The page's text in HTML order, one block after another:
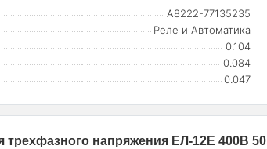
A8222-77135235
Реле и Автоматика
0.104
0.084
0.047
трехфазного напряжения ЕЛ-12Е 400В